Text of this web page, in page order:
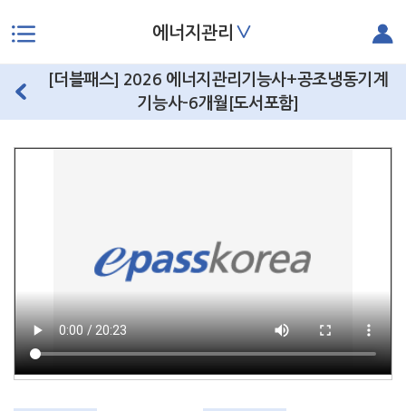
본문으로 바로가기
에너지관리 ∨
[더블패스] 2026 에너지관리기능사+공조냉동기계
기능사-6개월[도서포함]